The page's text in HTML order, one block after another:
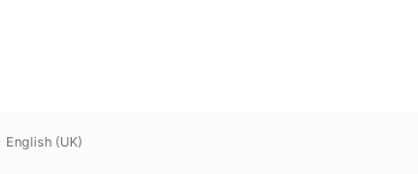
English (UK)